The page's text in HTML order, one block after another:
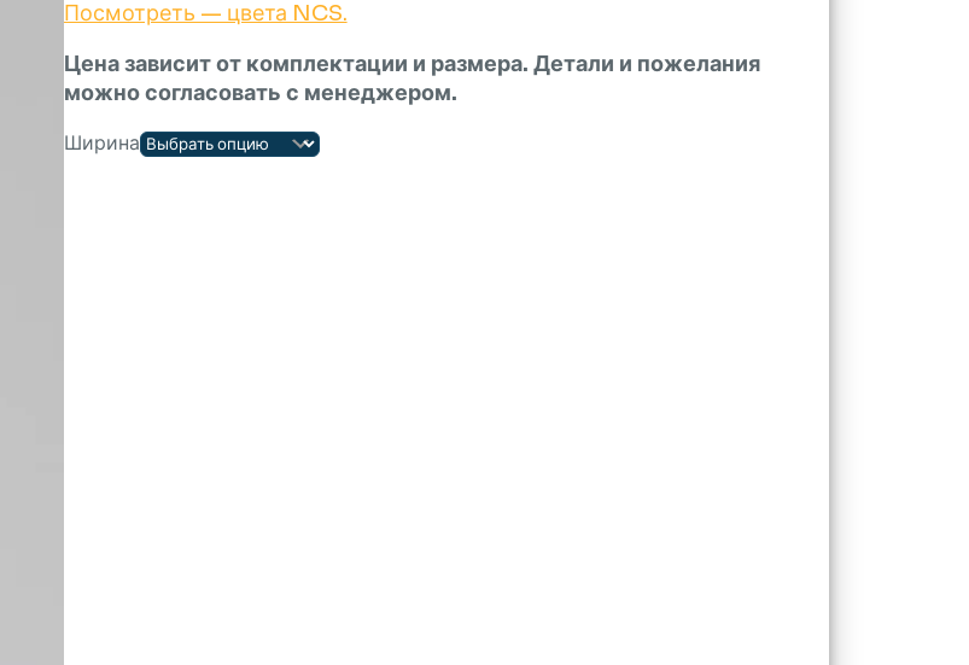
Посмотреть — цвета NCS.
Цена зависит от комплектации и размера. Детали и пожелания
можно согласовать с менеджером.
Ширина